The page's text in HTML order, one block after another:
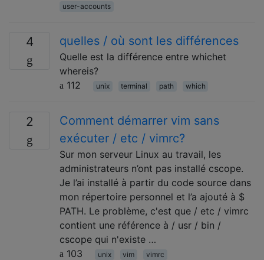
user-accounts
4 quelles / où sont les différences
Quelle est la différence entre whichet
whereis?
112
unix terminal path which
2
Comment démarrer vim sans
exécuter / etc / vimrc?
Sur mon serveur Linux au travail, les
administrateurs n’ont pas installé cscope.
Je l’ai installé à partir du code source dans
mon répertoire personnel et l’a ajouté à $
PATH. Le problème, c'est que / etc / vimrc
contient une référence à / usr / bin /
cscope qui n'existe …
103
unix vim vimrc